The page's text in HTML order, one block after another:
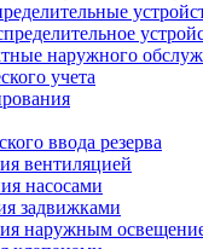
наружного
учета
ввода резерва
вентиляцией
насосами
задвижками
наружным